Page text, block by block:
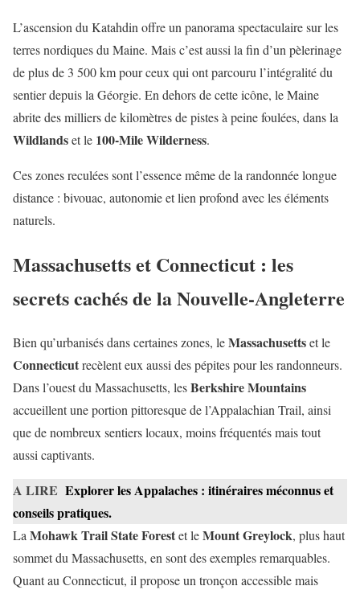
L’ascension du Katahdin offre un panorama spectaculaire sur les
terres nordiques du Maine. Mais c’est aussi la fin d’un pèlerinage
de plus de 3 500 km pour ceux qui ont parcouru l’intégralité du
sentier depuis la Géorgie. En dehors de cette icône, le Maine
abrite des milliers de kilomètres de pistes à peine foulées, dans la
Wildlandset le 100-Mile Wilderness.
Ces zones reculées sont l’essence même de la randonnée longue
distance : bivouac, autonomie et lien profond avec les éléments
naturels.
Massachusetts et Connecticut : les
secrets cachés de la Nouvelle-Angleterre
Bien qu’urbanisés dans certaines zones, leMassachusettset le
Connecticutrecèlent eux aussi des pépites pour les randonneurs.
Dans l’ouest du Massachusetts, lesBerkshire Mountains
accueillent une portion pittoresque de l’Appalachian Trail, ainsi
que de nombreux sentiers locaux, moins fréquentés mais tout
aussi captivants.
A LIRE Explorer les Appalaches : itinéraires méconnus et
conseils pratiques.
La Mohawk Trail State Forestet leMount Greylock, plus haut
sommet du Massachusetts, en sont des exemples remarquables.
Quant au Connecticut, il propose un tronçon accessible mais